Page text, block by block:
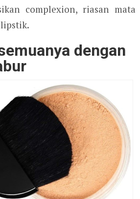
complexion, riasan mata
dengan